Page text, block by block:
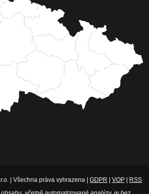
| Všechna práva vyhrazena | GDPR VOP
RSS